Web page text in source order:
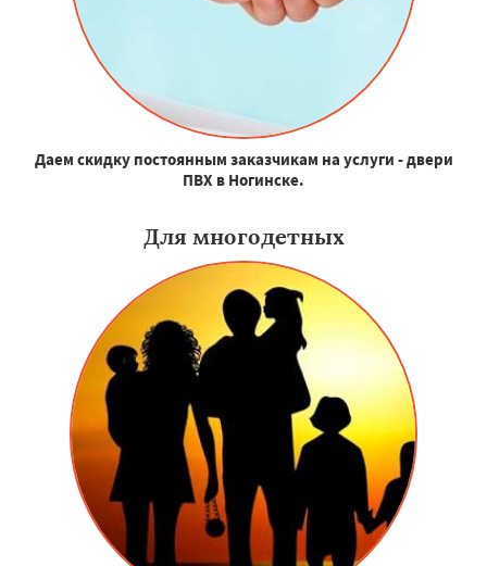
Даем скидку постоянным заказчикам на услуги - двери
ПВХ в Ногинске.
Для многодетных